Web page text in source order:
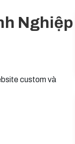
Nghiệp
custom và